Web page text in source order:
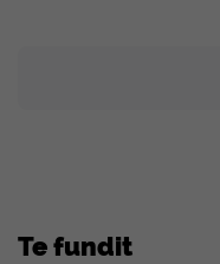
Te fundit